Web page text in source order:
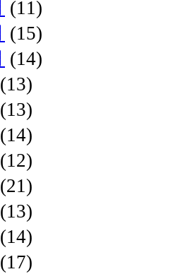
(11)
(15)
(14)
(13)
(13)
(14)
(12)
(21)
(13)
(14)
(17)